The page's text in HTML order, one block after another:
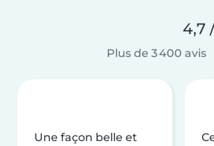
4,7
Plus de 3 400 avis
Une façon belle et